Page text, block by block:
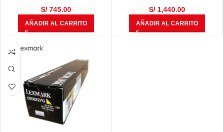
Páginas
S/745.00
AÑADIR AL CARRITO
22,000 Pàginas
S/ 1,440.00
AÑADIR AL CARRITO